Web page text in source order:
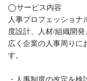
◯サービス内容
人事プロフェッショ
度設計、人材/組織開
広く企業の人事周りに
す。
・人事制度の改定を検